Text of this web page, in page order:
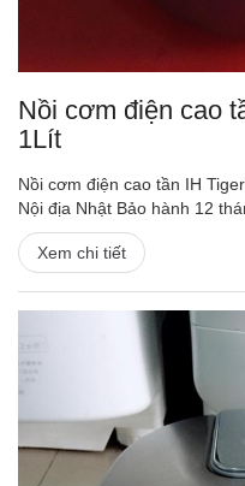
Nồi cơm điện cao
1Lít
Nồi cơm điện cao tần IH
Nội địa Nhật Bảo hành 12
Xem chi tiết